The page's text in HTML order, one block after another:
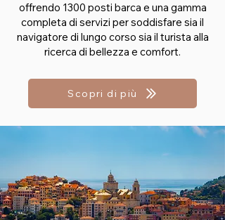
offrendo 1300 posti barca e una gamma
completa di servizi per soddisfare sia il
navigatore di lungo corso sia il turista alla
ricerca di bellezza e comfort.
Scopri di più